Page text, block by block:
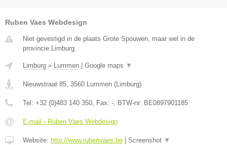
Ruben Vaes Webdesign
Niet gevestigd in de plaats Grote Spouwen, maar wel in de
provincie Limburg.
Limburg » Lummen Google maps ▼
Nieuwstraat 85, 3560 Lummen (Limburg)
Tel: +32 (0)483 140 350, Fax: -, BTW-nr: BE0897901185
E-mail › Ruben Vaes Webdesign
Website: http://www.rubenvaes.be Screenshot ▼